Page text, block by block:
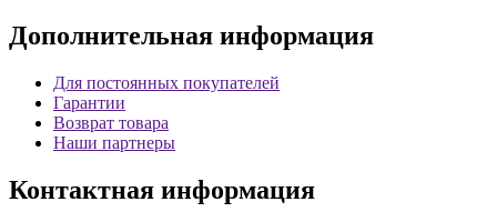
Дополнительная информация
Для постоянных покупателей
Гарантии
Возврат товара
Наши партнеры
Контактная информация